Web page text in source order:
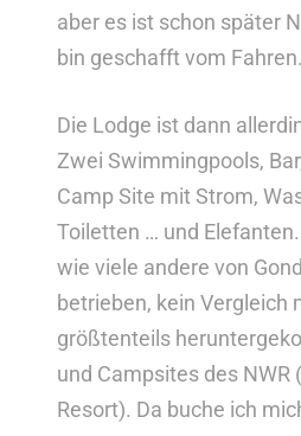
aber es ist schon später
bin geschafft vom Fahren.
Die Lodge ist dann
Zwei Swimmingpools,
Camp Site mit Strom,
Toiletten … und
wie viele andere von
betrieben, kein Vergleich
größtenteils
und Campsites des NWR
Resort). Da buche ich